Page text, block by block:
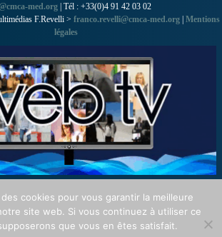
med.org | Tél : +33(0)4 91 42 03 02
F.Revelli > franco.revelli@cmca-med.org Mentions
légales
cookies pour vous garantir la meilleure
site web. Si vous continuez à utiliser ce
que vous en êtes satisfait.